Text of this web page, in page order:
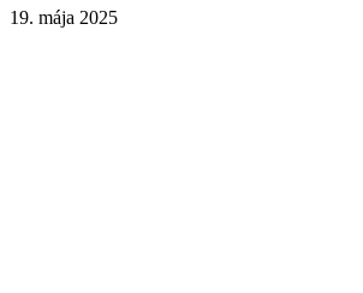
19. mája 2025